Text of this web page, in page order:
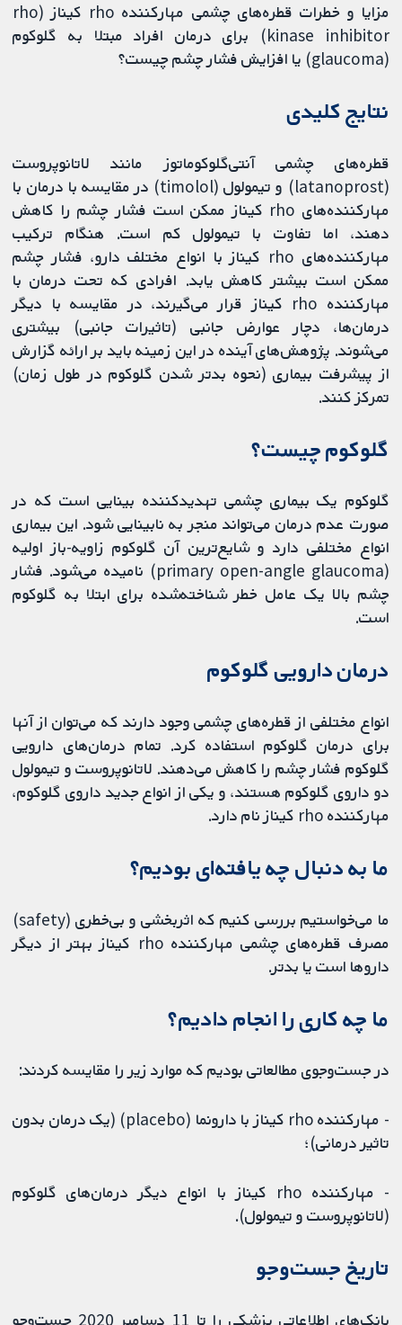
مزایا و خطرات قطره‌های چشمی مهارکننده rho کیناز (rho
kinase inhibitor) برای درمان افراد مبتلا به گلوکوم
(glaucoma) یا افزایش فشار چشم چیست؟
نتایج کلیدی
قطره‌های چشمی آنتی‌گلوکوماتوز مانند لاتانوپروست
(latanoprost) و تیمولول (timolol) در مقایسه با درمان با
مهارکننده‌های rho کیناز ممکن است فشار چشم را کاهش
دهند، اما تفاوت با تیمولول کم است. هنگام ترکیب
مهارکننده‌های rho کیناز با انواع مختلف دارو، فشار چشم
ممکن است بیشتر کاهش یابد. افرادی که تحت درمان با
مهارکننده rho کیناز قرار می‌گیرند، در مقایسه با دیگر
درمان‌ها، دچار عوارض جانبی (تاثیرات جانبی) بیشتری
می‌شوند. پژوهش‌های آینده در این زمینه باید بر ارائه گزارش
از پیشرفت بیماری (نحوه بدتر شدن گلوکوم در طول زمان)
تمرکز کنند.
گلوکوم چیست؟
گلوکوم یک بیماری چشمی تهدیدکننده بینایی است که در
صورت عدم درمان می‌تواند منجر به نابینایی شود. این بیماری
انواع مختلفی دارد و شایع‌ترین آن گلوکوم زاویه-باز اولیه
(primary open-angle glaucoma) نامیده می‌شود. فشار
چشم بالا یک عامل خطر شناخته‌شده برای ابتلا به گلوکوم
است.
درمان دارویی گلوکوم
انواع مختلفی از قطره‌های چشمی وجود دارند که می‌توان از آنها
برای درمان گلوکوم استفاده کرد. تمام درمان‌های دارویی
گلوکوم فشار چشم را کاهش می‌دهند. لاتانوپروست و تیمولول
دو داروی گلوکوم هستند، و یکی از انواع جدید داروی گلوکوم،
مهارکننده rho کیناز نام دارد.
ما به دنبال چه یافته‌ای بودیم؟
ما می‌خواستیم بررسی کنیم که اثربخشی و بی‌خطری (safety)
مصرف قطره‌های چشمی مهارکننده rho کیناز بهتر از دیگر
داروها است یا بدتر.
ما چه کاری را انجام دادیم؟
در جست‌وجوی مطالعاتی بودیم که موارد زیر را مقایسه کردند:
- مهارکننده rho کیناز با دارونما (placebo) (یک درمان بدون
تاثیر درمانی)؛
- مهارکننده rho کیناز با انواع دیگر درمان‌های گلوکوم
(لاتانوپروست و تیمولول).
تاریخ جست‌وجو
بانک‌های اطلاعاتی پزشکی را تا 11 دسامبر 2020 جست‌وجو